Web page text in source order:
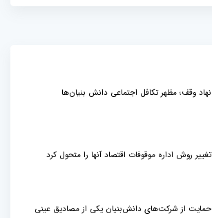
نهاد وقف؛ مظهر تکافل اجتماعی دانش بنیان‌ها
تغییر روش اداره موقوفات اقتصاد آنها را متحول کرد
حمایت از شرکت‌های دانش‌بنیان یکی از مصادیق عینی